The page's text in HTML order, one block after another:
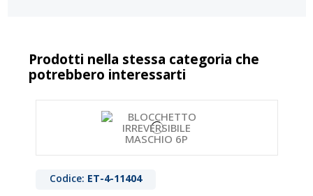
ET-4-11529
Faston Maschio Passo 6,35 mm Con
Prodotti nella stessa categoria che
potrebbero interessarti
Codice: ET-4-11404